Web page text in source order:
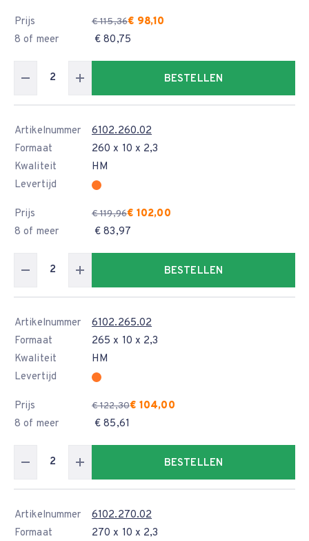
Prijs € 115,36€ 98,10
8 of meer
€ 80,75
BESTELLEN
Artikelnummer
6102.260.02
Formaat
260 x 10 x 2,3
Kwaliteit
HM
Levertijd
Prijs € 119,96€ 102,00
8 of meer
€ 83,97
BESTELLEN
Artikelnummer
6102.265.02
Formaat
265 x 10 x 2,3
Kwaliteit
HM
Levertijd
Prijs € 122,30€ 104,00
8 of meer
€ 85,61
BESTELLEN
Artikelnummer
6102.270.02
Formaat
270 x 10 x 2,3